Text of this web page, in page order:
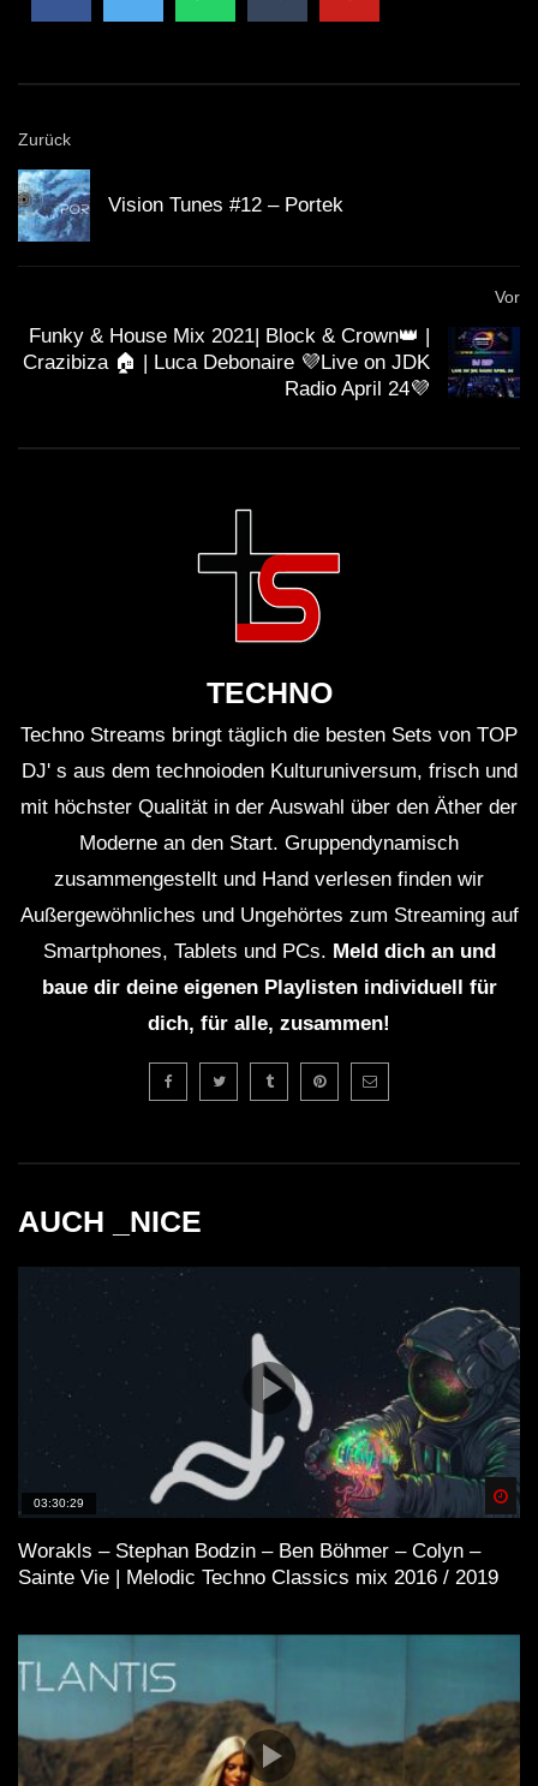
Zurück
Vision Tunes #12 – Portek
Vor
Funky & House Mix 2021| Block & Crown👑 |
Crazibiza 🏠 | Luca Debonaire 💜Live on JDK
Radio April 24💜
TECHNO
Techno Streams bringt täglich die besten Sets von TOP
DJ' s aus dem technoioden Kulturuniversum, frisch und
mit höchster Qualität in der Auswahl über den Äther der
Moderne an den Start. Gruppendynamisch
zusammengestellt und Hand verlesen finden wir
Außergewöhnliches und Ungehörtes zum Streaming auf
Smartphones, Tablets und PCs. Meld dich an und
baue dir deine eigenen Playlisten individuell für
dich, für alle, zusammen!
AUCH _NICE
03:30:29
Worakls – Stephan Bodzin – Ben Böhmer – Colyn –
Sainte Vie | Melodic Techno Classics mix 2016 / 2019